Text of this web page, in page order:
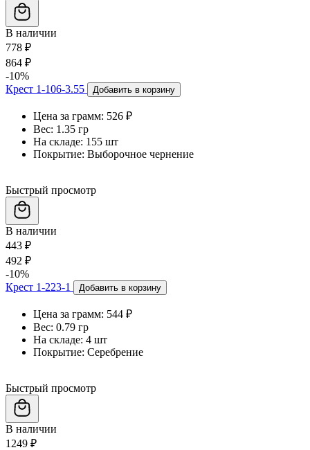
В наличии
778 ₽
864 ₽
-10%
Крест 1-106-3.55
Добавить в корзину
Цена за грамм: 526 ₽
Вес: 1.35 гр
На складе: 155 шт
Покрытие: Выборочное чернение
Быстрый просмотр
В наличии
443 ₽
492 ₽
-10%
Крест 1-223-1
Добавить в корзину
Цена за грамм: 544 ₽
Вес: 0.79 гр
На складе: 4 шт
Покрытие: Серебрение
Быстрый просмотр
В наличии
1249 ₽